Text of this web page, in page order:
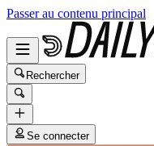
Passer au contenu principal
Rechercher
Se connecter